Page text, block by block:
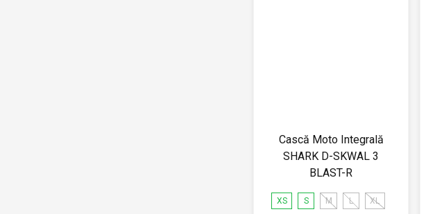
Cască Moto Integrală
SHARK D-SKWAL 3
BLAST-R
XS S M L XL